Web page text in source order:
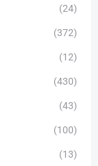
(24)
(372)
(12)
(430)
(43)
(100)
(13)